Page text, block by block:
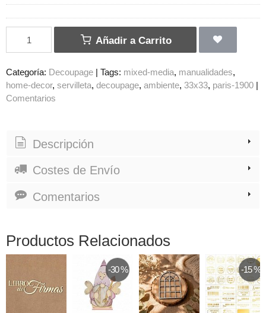
Añadir a Carrito
Categoría: Decoupage Tags: mixed-media manualidades
home-decor servilleta decoupage ambiente 33x33 paris-1900
Comentarios
Descripción
Costes de Envío
Comentarios
Productos Relacionados
-30 % -15 %